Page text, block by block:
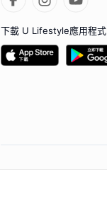
下載 U Lifestyle應用程式